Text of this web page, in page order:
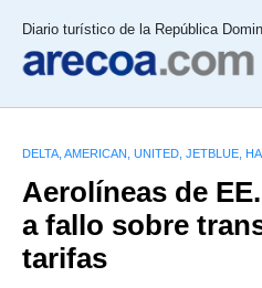
Diario turístico de la República
DELTA, AMERICAN, UNITED, JETBLUE,
Aerolíneas de
a fallo sobre
tarifas